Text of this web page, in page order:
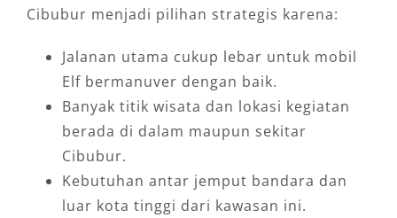
Cibubur menjadi pilihan strategis karena:
Jalanan utama cukup lebar untuk mobil
Elf bermanuver dengan baik.
Banyak titik wisata dan lokasi kegiatan
berada di dalam maupun sekitar
Cibubur.
Kebutuhan antar jemput bandara dan
luar kota tinggi dari kawasan ini.